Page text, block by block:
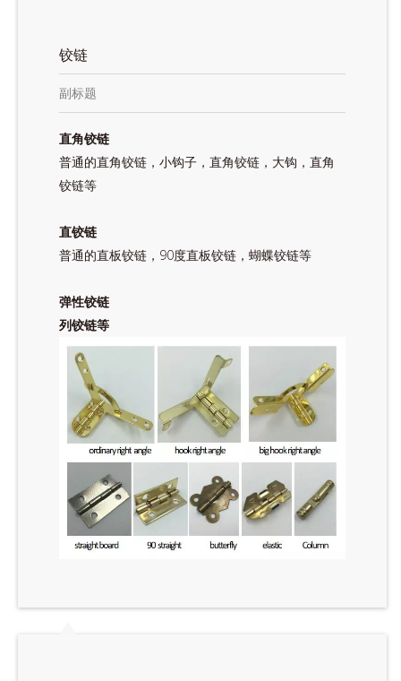
铰链
副标题
直角铰链
普通的直角铰链，小钩子，直角铰链，大钩，直角
铰链等
直铰链
普通的直板铰链，90度直板铰链，蝴蝶铰链等
弹性铰链
列铰链等